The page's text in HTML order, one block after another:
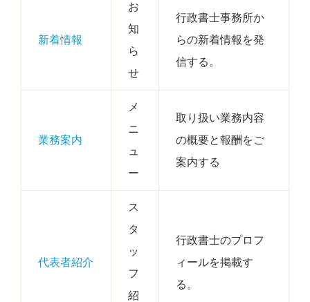
新着情報
お
知
ら
せ
行政書士事務所か
らの新着情報を発
信する。
業務案内
メ
ニ
ュ
ー
取り扱い業務内容
の概要と報酬をご
案内する
代表者紹介
ス
タ
ッ
フ
紹
行政書士のプロフ
ィールを掲載す
る。